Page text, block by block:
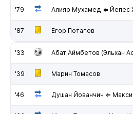
'79 Алияр Мухамед ⇐ Йепес
'87 Егор Потапов
'33 Абат Аймбетов (Эльхан
'39 Марин Томасов
'46 Душан Йованчич ⇐